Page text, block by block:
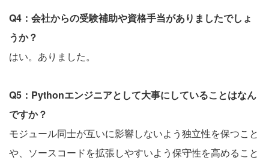
Q4：会社からの受験補助や資格手当がありましたでしょ
うか？
はい。ありました。
Q5：Pythonエンジニアとして大事にしていることはなん
ですか？
モジュール同士が互いに影響しないよう独立性を保つこと
や、ソースコードを拡張しやすいよう保守性を高めること